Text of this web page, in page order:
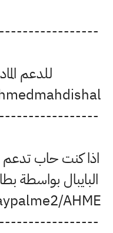
للدعم المادي
حاب تدعم قناة
بواسطة بطاقة هذا
paypalme2/